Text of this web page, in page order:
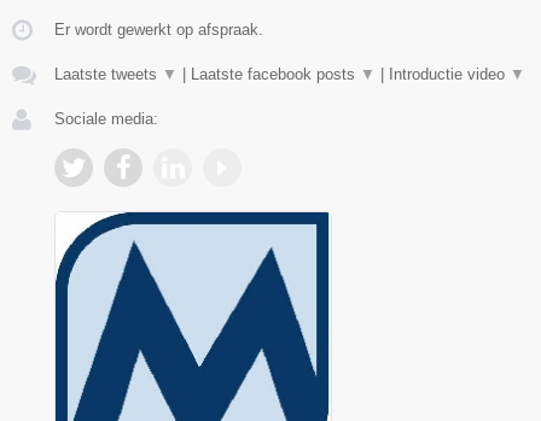
Er wordt gewerkt op afspraak.
Laatste tweets ▼ Laatste facebook posts ▼ Introductie video ▼
Sociale media: